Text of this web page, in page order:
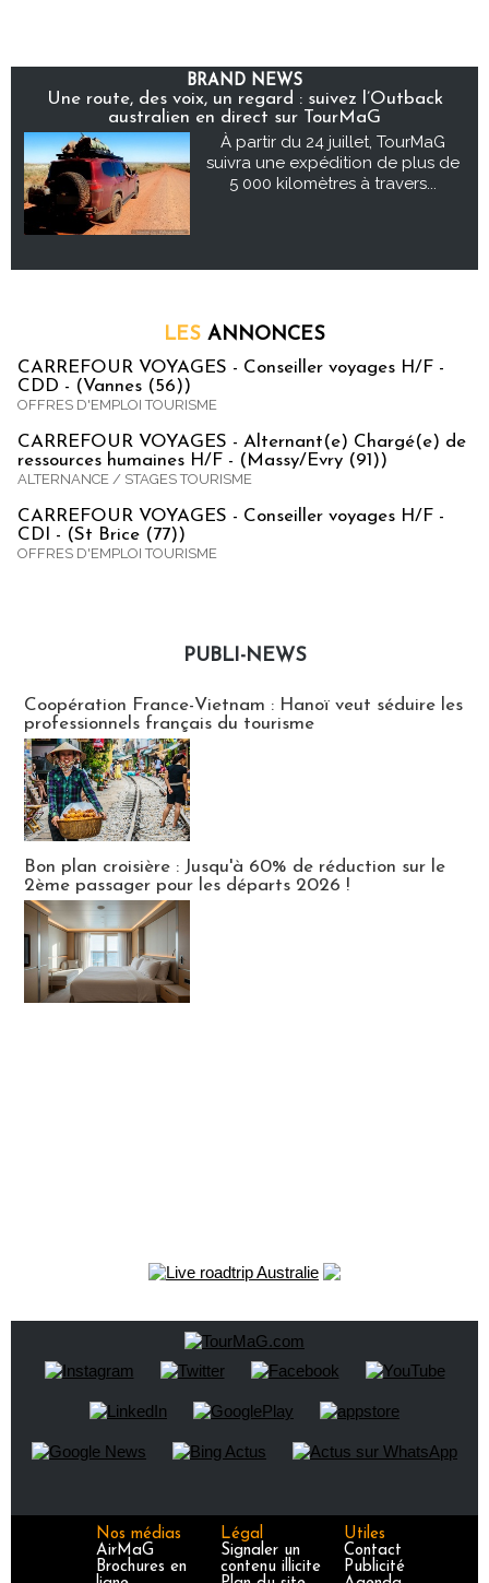
BRAND NEWS
Une route, des voix, un regard : suivez l’Outback
australien en direct sur TourMaG
À partir du 24 juillet, TourMaG
suivra une expédition de plus de
5 000 kilomètres à travers...
LES ANNONCES
CARREFOUR VOYAGES - Conseiller voyages H/F -
CDD - (Vannes (56))
OFFRES D'EMPLOI TOURISME
CARREFOUR VOYAGES - Alternant(e) Chargé(e) de
ressources humaines H/F - (Massy/Evry (91))
ALTERNANCE / STAGES TOURISME
CARREFOUR VOYAGES - Conseiller voyages H/F -
CDI - (St Brice (77))
OFFRES D'EMPLOI TOURISME
PUBLI-NEWS
Coopération France-Vietnam : Hanoï veut séduire les
professionnels français du tourisme
Bon plan croisière : Jusqu'à 60% de réduction sur le
2ème passager pour les départs 2026 !
Nos médias
AirMaG
Brochures en
Légal
Signaler un
contenu illicite
Utiles
Contact
Publicité